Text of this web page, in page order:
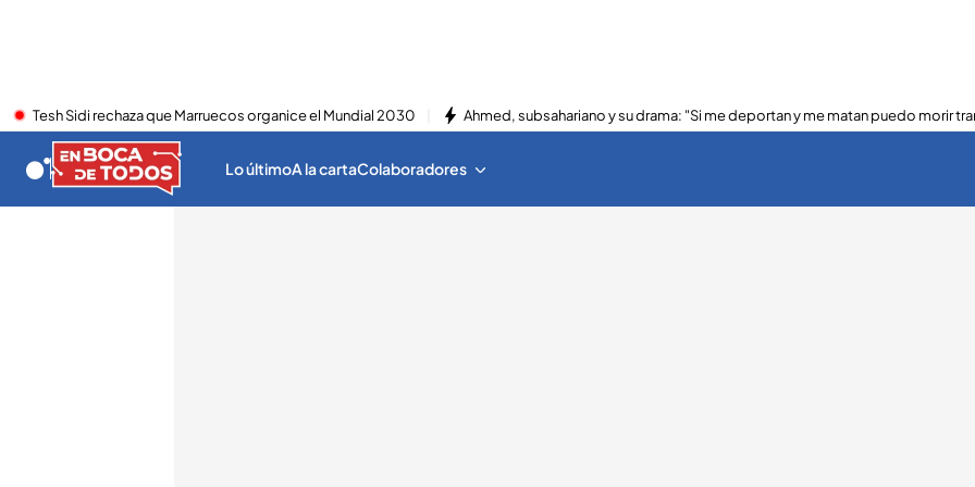
Tesh Sidi rechaza que Marruecos organice el Mundial 2030 Ahmed, subsahariano y su drama: "Si me deportan y me matan puedo morir
Lo últimoA la cartaColaboradores